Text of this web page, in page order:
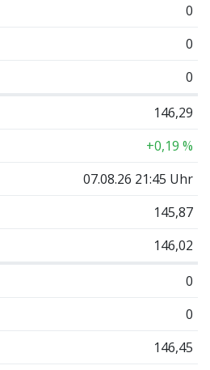
0
0
0
146,29
+0,19 %
07.08.26 21:45 Uhr
145,87
146,02
0
0
146,45